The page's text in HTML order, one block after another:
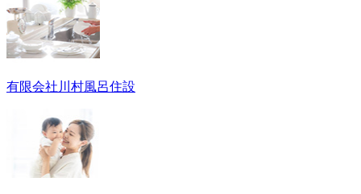
有限会社川村風呂住設